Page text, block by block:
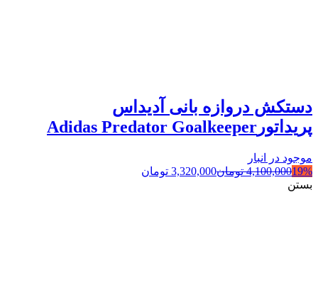
دستکش دروازه بانی آدیداس
پریداتورAdidas Predator Goalkeeper
موجود در انبار
19%
4,100,000 تومان3,320,000 تومان
بستن